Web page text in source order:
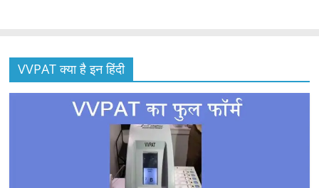
VVPAT क्या है इन हिंदी